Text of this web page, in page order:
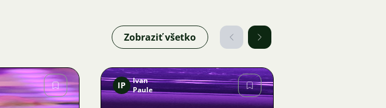
Zobraziť všetko
IP
Ivan
Paule